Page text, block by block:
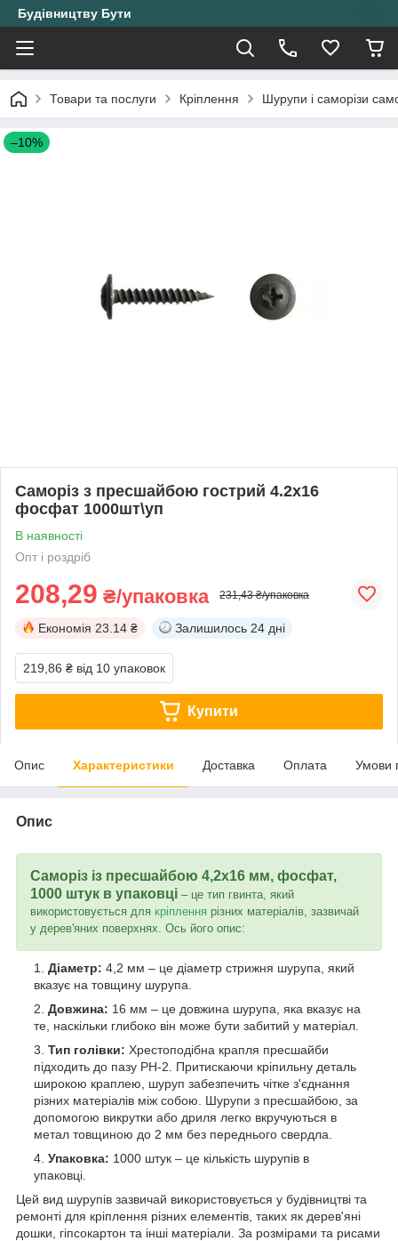
Будівництву Бути
Товари та послуги Кріплення Шурупи і саморізи
–10%
Саморіз з пресшайбою гострий 4.2х16
фосфат 1000шт\уп
В наявності
Опт і роздріб
208,29 ₴/упаковка 231,43 ₴/упаковка
Економія 23.14 ₴ Залишилось 24 дні
219,86 ₴ від 10 упаковок
Купити
Опис Характеристики Доставка Оплата Умови
Опис
Саморіз із пресшайбою 4,2x16 мм, фосфат,
1000 штук в упаковці – це тип гвинта, який
використовується для кріплення різних матеріалів, зазвичай
у дерев'яних поверхнях. Ось його опис:
Діаметр: 4,2 мм – це діаметр стрижня шурупа, який
вказує на товщину шурупа.
Довжина: 16 мм – це довжина шурупа, яка вказує на
те, наскільки глибоко він може бути забитий у матеріал.
Тип голівки: Хрестоподібна крапля пресшайби
підходить до пазу РН-2. Притискаючи кріпильну деталь
широкою краплею, шуруп забезпечить чітке з'єднання
різних матеріалів між собою. Шурупи з пресшайбою, за
допомогою викрутки або дриля легко вкручуються в
метал товщиною до 2 мм без переднього свердла.
Упаковка: 1000 штук – це кількість шурупів в
упаковці.
Цей вид шурупів зазвичай використовується у будівництві та
ремонті для кріплення різних елементів, таких як дерев'яні
дошки, гіпсокартон та інші матеріали. За розмірами та рисами